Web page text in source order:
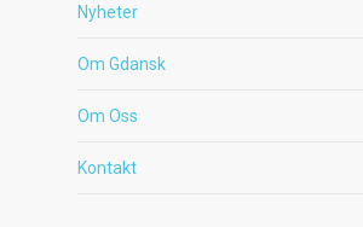
Nyheter
Om Gdansk
Om Oss
Kontakt